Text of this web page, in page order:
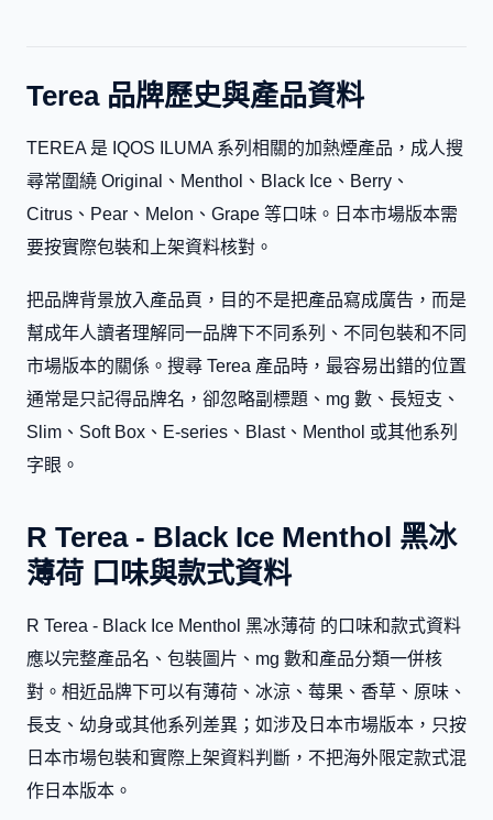
Terea 品牌歷史與產品資料
TEREA 是 IQOS ILUMA 系列相關的加熱煙產品，成人搜
尋常圍繞 Original、Menthol、Black Ice、Berry、
Citrus、Pear、Melon、Grape 等口味。日本市場版本需
要按實際包裝和上架資料核對。
把品牌背景放入產品頁，目的不是把產品寫成廣告，而是
幫成年人讀者理解同一品牌下不同系列、不同包裝和不同
市場版本的關係。搜尋 Terea 產品時，最容易出錯的位置
通常是只記得品牌名，卻忽略副標題、mg 數、長短支、
Slim、Soft Box、E-series、Blast、Menthol 或其他系列
字眼。
R Terea - Black Ice Menthol 黑冰
薄荷 口味與款式資料
R Terea - Black Ice Menthol 黑冰薄荷 的口味和款式資料
應以完整產品名、包裝圖片、mg 數和產品分類一併核
對。相近品牌下可以有薄荷、冰涼、莓果、香草、原味、
長支、幼身或其他系列差異；如涉及日本市場版本，只按
日本市場包裝和實際上架資料判斷，不把海外限定款式混
作日本版本。